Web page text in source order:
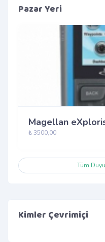
Pazar Yeri
Magellan
₺ 3500,00
Tüm
Kimler Çevrimiçi